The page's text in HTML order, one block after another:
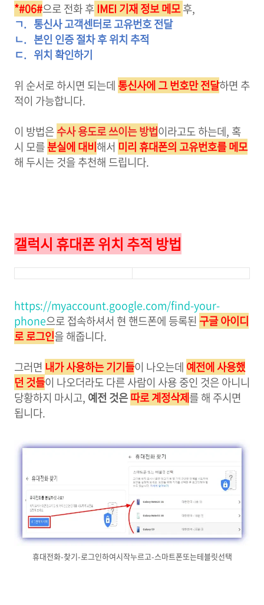
*#06#으로 전화 후IMEI 기재 정보 메모후,
ㄱ. 통신사 고객센터로 고유번호 전달
ㄴ. 본인 인증 절차 후 위치 추적
ㄷ. 위치 확인하기
위 순서로 하시면 되는데 통신사에 그 번호만 전달하면 추
적이 가능합니다.
이 방법은수사 용도로 쓰이는 방법이라고도 하는데, 혹
시 모를분실에 대비해서 미리 휴대폰의 고유번호를 메모
해 두시는 것을 추천해 드립니다.
갤럭시 휴대폰 위치 추적 방법
https://myaccount.google.com/find-your-
phone으로 접속하셔서 현 핸드폰에 등록된 구글 아이디
로 로그인을 해줍니다.
그러면 내가 사용하는 기기들이 나오는데 예전에 사용했
던 것들이 나오더라도 다른 사람이 사용 중인 것은 아니니
당황하지 마시고, 예전 것은따로 계정삭제를 해 주시면
됩니다.
휴대전화-찾기-로그인하여시작누르고-스마트폰또는테블릿선택